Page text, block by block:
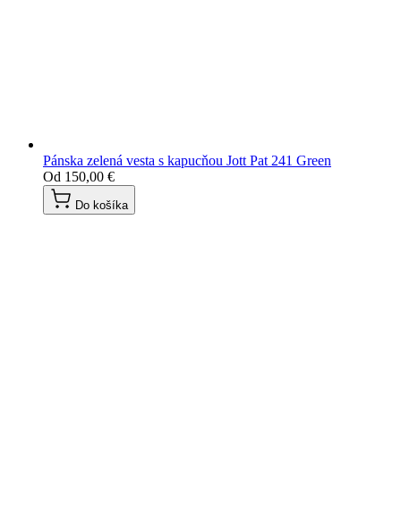
Pánska zelená vesta s kapucňou Jott Pat 241 Green
Od 150,00 €
Do košíka